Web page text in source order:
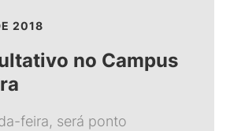
2018
no Campus
feira, será ponto